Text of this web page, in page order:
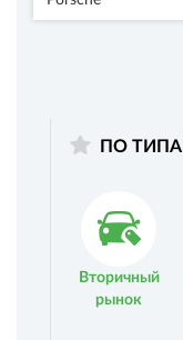
ПО
Вторичный
рынок